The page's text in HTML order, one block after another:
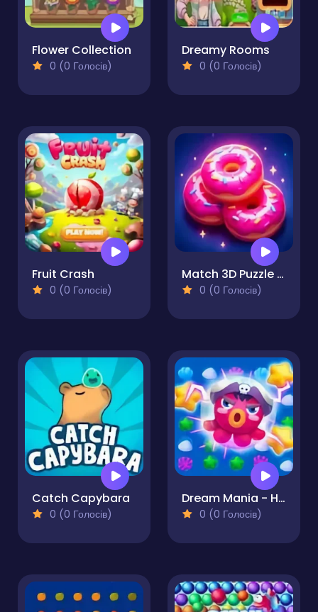
Flower Collection
0 (0 Голосів)
Dreamy Rooms
0 (0 Голосів)
Fruit Crash
0 (0 Голосів)
Match 3D Puzzle Saga
0 (0 Голосів)
Catch Capybara
0 (0 Голосів)
Dream Mania - Happy Match
0 (0 Голосів)